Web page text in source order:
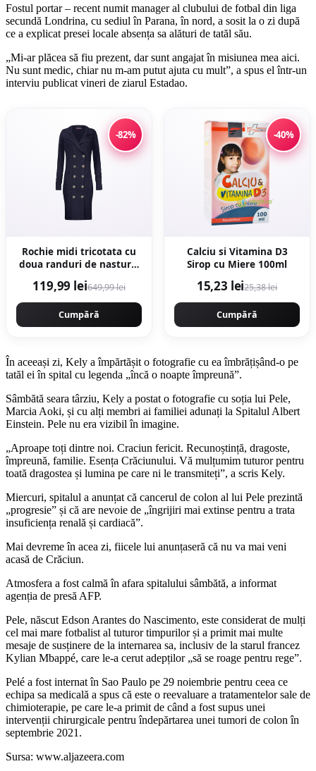
Fostul portar – recent numit manager al clubului de fotbal din liga
secundă Londrina, cu sediul în Parana, în nord, a sosit la o zi după
ce a explicat presei locale absența sa alături de tatăl său.
„Mi-ar plăcea să fiu prezent, dar sunt angajat în misiunea mea aici.
Nu sunt medic, chiar nu m-am putut ajuta cu mult”, a spus el într-un
interviu publicat vineri de ziarul Estadao.
-82%
Rochie midi tricotata cu
doua randuri de nasturi -
119,99 lei649,99 lei
Cumpără
-40%
Calciu si Vitamina D3
Sirop cu Miere 100ml
15,23 lei25,38 lei
Cumpără
În aceeași zi, Kely a împărtășit o fotografie cu ea îmbrățișând-o pe
tatăl ei în spital cu legenda „încă o noapte împreună”.
Sâmbătă seara târziu, Kely a postat o fotografie cu soția lui Pele,
Marcia Aoki, și cu alți membri ai familiei adunați la Spitalul Albert
Einstein. Pele nu era vizibil în imagine.
„Aproape toți dintre noi. Craciun fericit. Recunoștință, dragoste,
împreună, familie. Esența Crăciunului. Vă mulțumim tuturor pentru
toată dragostea și lumina pe care ni le transmiteți”, a scris Kely.
Miercuri, spitalul a anunțat că cancerul de colon al lui Pele prezintă
„progresie” și că are nevoie de „îngrijiri mai extinse pentru a trata
insuficiența renală și cardiacă”.
Mai devreme în acea zi, fiicele lui anunțaseră că nu va mai veni
acasă de Crăciun.
Atmosfera a fost calmă în afara spitalului sâmbătă, a informat
agenția de presă AFP.
Pele, născut Edson Arantes do Nascimento, este considerat de mulți
cel mai mare fotbalist al tuturor timpurilor și a primit mai multe
mesaje de susținere de la internarea sa, inclusiv de la starul francez
Kylian Mbappé, care le-a cerut adepților „să se roage pentru rege”.
Pelé a fost internat în Sao Paulo pe 29 noiembrie pentru ceea ce
echipa sa medicală a spus că este o reevaluare a tratamentelor sale de
chimioterapie, pe care le-a primit de când a fost supus unei
intervenții chirurgicale pentru îndepărtarea unei tumori de colon în
septembrie 2021.
Sursa: www.aljazeera.com